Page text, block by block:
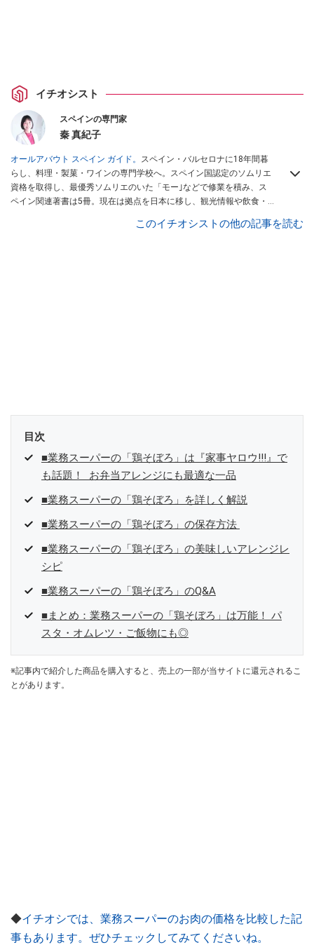
イチオシスト
スペインの専門家
秦 真紀子
オールアバウト スペイン ガイド。 スペイン・バルセロナに18年間暮
らし、料理・製菓・ワインの専門学校へ。スペイン国認定のソムリエ
資格を取得し、最優秀ソムリエのいた「モー｣などで修業を積み、ス
ペイン関連著書は5冊。現在は拠点を日本に移し、観光情報や飲食・
など、食品・スイーツ販売チェーンのおすすめ商
このイチオシストの他の記事を読む
目次
■業務スーパーの「鶏そぼろ」は『家事ヤロウ!!!』で
も話題！ お弁当アレンジにも最適な一品
■業務スーパーの「鶏そぼろ」を詳しく解説
■業務スーパーの「鶏そぼろ」の保存方法
■業務スーパーの「鶏そぼろ」の美味しいアレンジレ
シピ
■業務スーパーの「鶏そぼろ」のQ&A
■まとめ：業務スーパーの「鶏そぼろ」は万能！ パ
スタ・オムレツ・ご飯物にも◎
※記事内で紹介した商品を購入すると、売上の一部が当サイトに還元されるこ
とがあります。
◆イチオシでは、業務スーパーのお肉の価格を比較した記
事もあります。ぜひチェックしてみてくださいね。